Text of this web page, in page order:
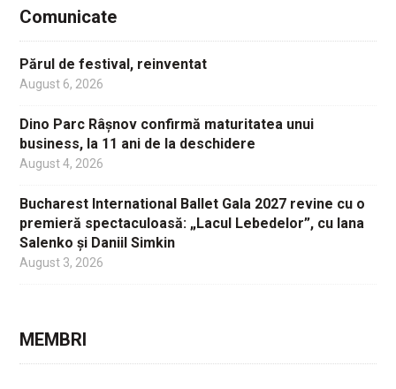
Comunicate
Părul de festival, reinventat
August 6, 2026
Dino Parc Râșnov confirmă maturitatea unui
business, la 11 ani de la deschidere
August 4, 2026
Bucharest International Ballet Gala 2027 revine cu o
premieră spectaculoasă: „Lacul Lebedelor”, cu Iana
Salenko și Daniil Simkin
August 3, 2026
MEMBRI